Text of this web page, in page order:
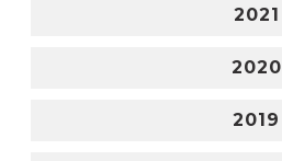
2021
2020
2019